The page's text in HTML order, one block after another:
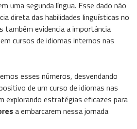
uma segunda língua. Esse dado não
direta das habilidades linguísticas no
também evidencia a importância
cursos de idiomas internos nas
esses números, desvendando
de um curso de idiomas nas
explorando estratégias eficazes para
a embarcarem nessa jornada